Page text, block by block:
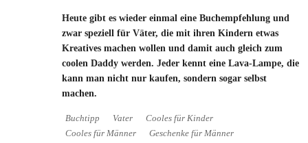
Heute gibt es wieder einmal eine Buchempfehlung und
zwar speziell für Väter, die mit ihren Kindern etwas
Kreatives machen wollen und damit auch gleich zum
coolen Daddy werden. Jeder kennt eine Lava-Lampe, die
kann man nicht nur kaufen, sondern sogar selbst
machen.
Buchtipp Vater
Cooles für Kinder
Cooles für Männer
Geschenke für Männer